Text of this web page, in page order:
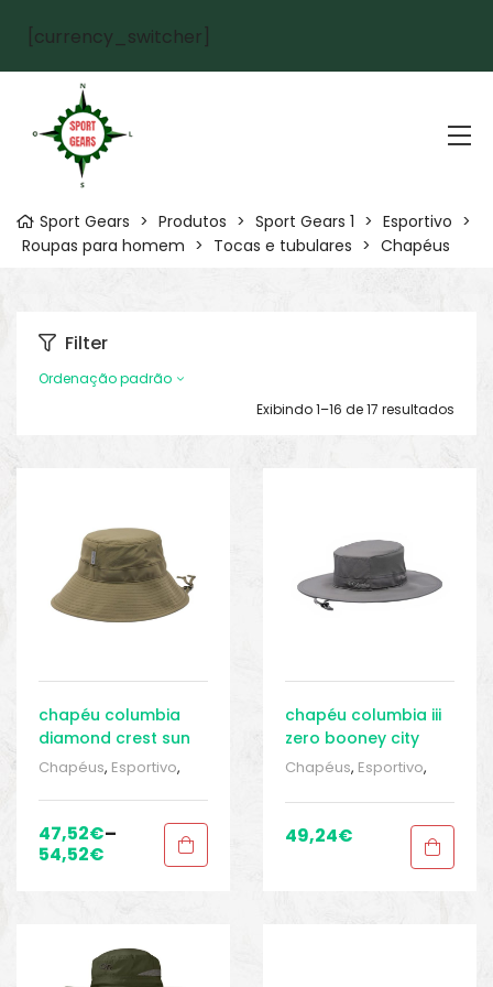
[currency_switcher]
Sport Gears > Produtos > Sport Gears 1 > Esportivo >
Roupas para homem > Tocas e tubulares > Chapéus
Filter
Exibindo 1–16 de 17 resultados
Ordenação padrão
chapéu columbia
diamond crest sun
hat stone green
Chapéus, Esportivo,
tubulares
47,52€–
54,52€
chapéu columbia iii
zero booney city
grey
Chapéus, Esportivo,
Sport Gears 1,Tocas e
tubulares
49,24€